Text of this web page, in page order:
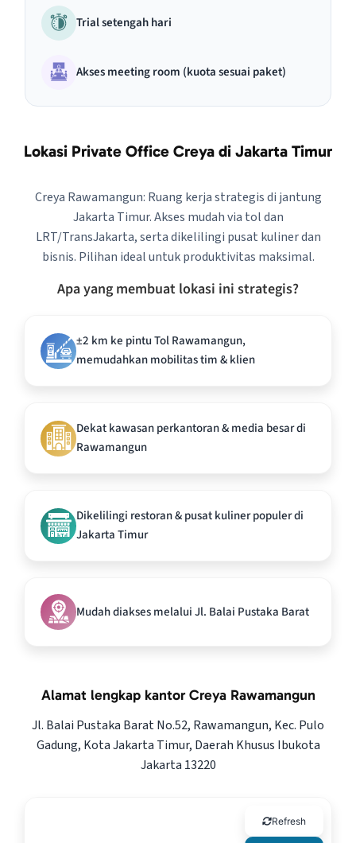
Trial setengah hari
Akses meeting room (kuota sesuai paket)
Lokasi Private Office Creya di Jakarta Timur
Creya Rawamangun: Ruang kerja strategis di jantung
Jakarta Timur. Akses mudah via tol dan
LRT/TransJakarta, serta dikelilingi pusat kuliner dan
bisnis. Pilihan ideal untuk produktivitas maksimal.
Apa yang membuat lokasi ini strategis?
±2 km ke pintu Tol Rawamangun,
memudahkan mobilitas tim & klien
Dekat kawasan perkantoran & media besar di
Rawamangun
Dikelilingi restoran & pusat kuliner populer di
Jakarta Timur
Mudah diakses melalui Jl. Balai Pustaka Barat
Alamat lengkap kantor Creya Rawamangun
Jl. Balai Pustaka Barat No.52, Rawamangun, Kec. Pulo
Gadung, Kota Jakarta Timur, Daerah Khusus Ibukota
Jakarta 13220
Refresh